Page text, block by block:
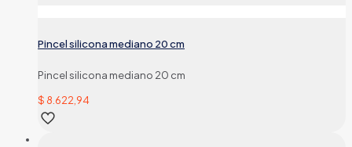
Pincel silicona mediano 20 cm
Pincel silicona mediano 20 cm
$ 8.622,94